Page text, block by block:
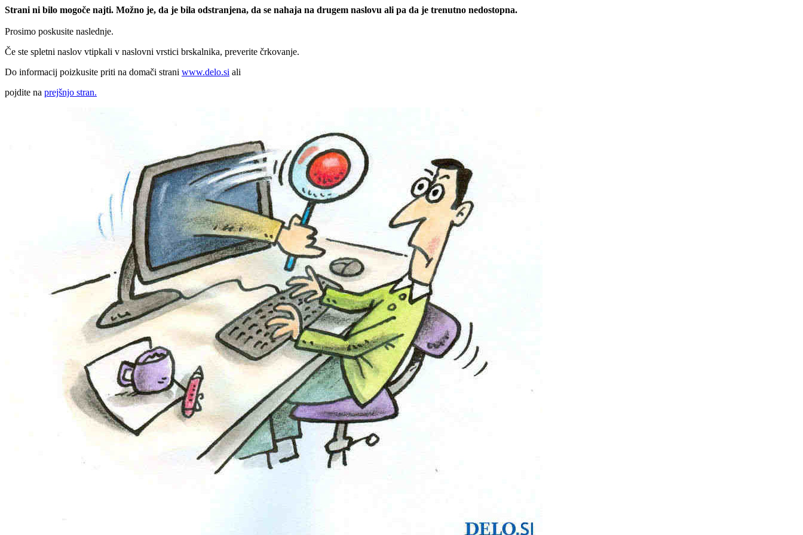
Strani ni bilo mogoče najti. Možno je, da je bila odstranjena, da se nahaja na drugem naslovu ali pa da je trenutno nedostopna.
Prosimo poskusite naslednje.
Če ste spletni naslov vtipkali v naslovni vrstici brskalnika, preverite črkovanje.
Do informacij poizkusite priti na domači strani www.delo.si ali
pojdite na prejšnjo stran.